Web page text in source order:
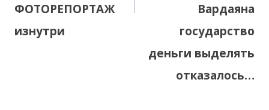
ФОТОРЕПОРТАЖ
изнутри
Вардаяна
государство
деньги выделять
отказалось…